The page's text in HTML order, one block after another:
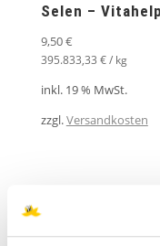
Selen –
9,50€
395.833,33 €/ kg
inkl. 19 % MwSt.
zzgl.Versandkosten